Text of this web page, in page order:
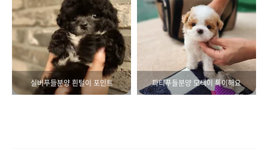
실버푸들분양 흰털이 포인트 파티푸들분양 모색이 특이해요